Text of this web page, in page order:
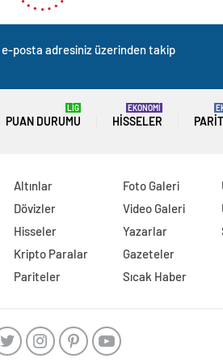
posta adresiniz üzerinden takip
PUAN DURUMU
LİG
HISSELER
EKONOMİ
Altınlar
Dövizler
Hisseler
Kripto Paralar
Pariteler
Foto Galeri
Video Galeri
Yazarlar
Gazeteler
Sıcak Haber